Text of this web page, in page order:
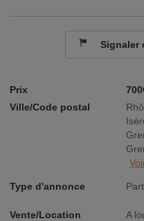
Prix
Ville/Code postal
Type d'annonce
Vente/Location A
Signaler